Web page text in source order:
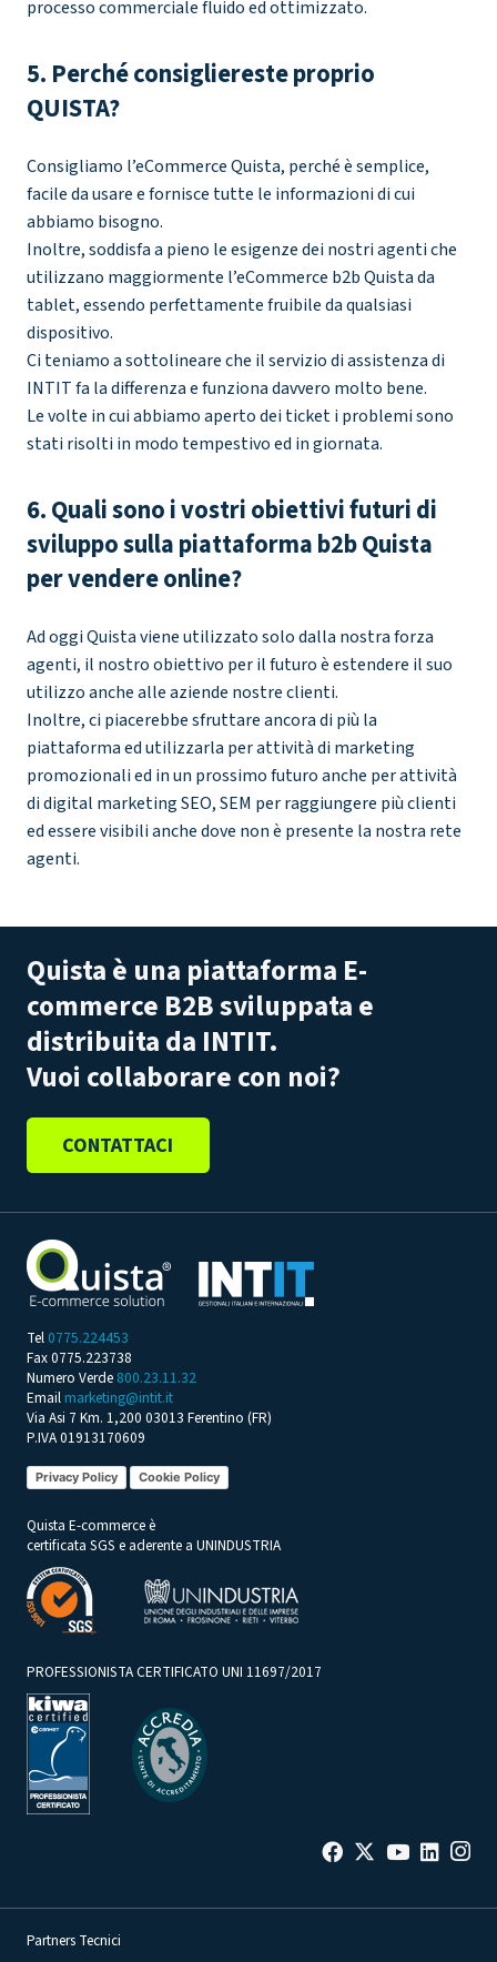
processo commerciale fluido ed ottimizzato.
5. Perché consigliereste proprio
QUISTA?
Consigliamo l’eCommerce Quista, perché è semplice,
facile da usare e fornisce tutte le informazioni di cui
abbiamo bisogno.
Inoltre, soddisfa a pieno le esigenze dei nostri agenti che
utilizzano maggiormente l’eCommerce b2b Quista da
tablet, essendo perfettamente fruibile da qualsiasi
dispositivo.
Ci teniamo a sottolineare che il servizio di assistenza di
INTIT fa la differenza e funziona davvero molto bene.
Le volte in cui abbiamo aperto dei ticket i problemi sono
stati risolti in modo tempestivo ed in giornata.
6. Quali sono i vostri obiettivi futuri di
sviluppo sulla piattaforma b2b Quista
per vendere online?
Ad oggi Quista viene utilizzato solo dalla nostra forza
agenti, il nostro obiettivo per il futuro è estendere il suo
utilizzo anche alle aziende nostre clienti.
Inoltre, ci piacerebbe sfruttare ancora di più la
piattaforma ed utilizzarla per attività di marketing
promozionali ed in un prossimo futuro anche per attività
di digital marketing SEO, SEM per raggiungere più clienti
ed essere visibili anche dove non è presente la nostra rete
agenti.
Quista è una piattaforma E-
commerce B2B sviluppata e
distribuita da INTIT.
Vuoi collaborare con noi?
CONTATTACI
Tel 0775.224453
Fax 0775.223738
Numero Verde 800.23.11.32
Email marketing@intit.it
Via Asi 7 Km. 1,200 03013 Ferentino (FR)
P.IVA 01913170609
Privacy Policy Cookie Policy
Quista E-commerce è
certificata SGS e aderente a UNINDUSTRIA
PROFESSIONISTA CERTIFICATO UNI 11697/2017
Partners Tecnici